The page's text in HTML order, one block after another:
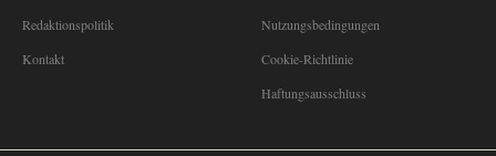
Redaktionspolitik
Kontakt
Nutzungsbedingungen
Cookie-Richtlinie
Haftungsausschluss